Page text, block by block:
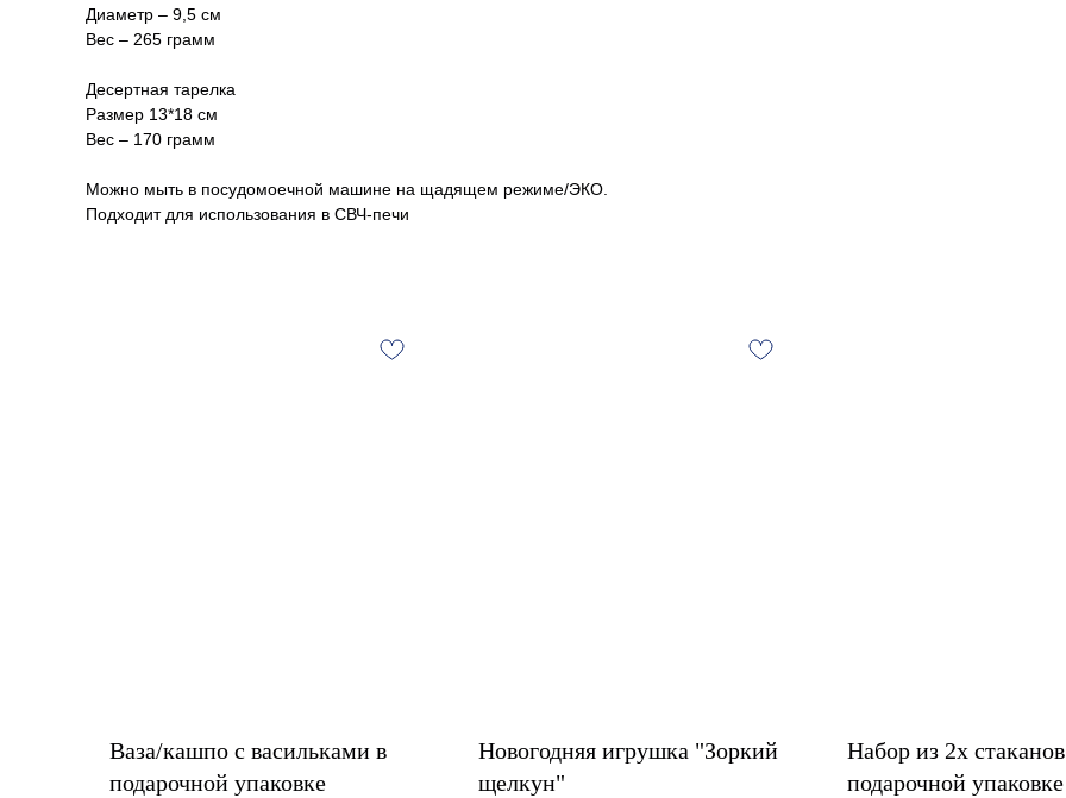
Диаметр – 9,5 см
Вес – 265 грамм
Десертная тарелка
Размер 13*18 см
Вес – 170 грамм
Можно мыть в посудомоечной машине на щадящем режиме/ЭКО.
Подходит для использования в СВЧ-печи
Ваза/кашпо с васильками в
подарочной упаковке
Новогодняя игрушка "Зоркий
щелкун"
Набор из 2х
подарочной упаковке